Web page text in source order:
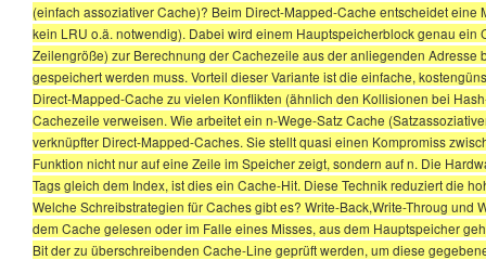
(einfach assoziativer Cache)? Beim Direct-Mapped-Cache entscheidet
kein LRU o.ä. notwendig). Dabei wird einem Hauptspeicherblock genau
Zeilengröße) zur Berechnung der Cachezeile aus der anliegenden
gespeichert werden muss. Vorteil dieser Variante ist die einfache,
Direct-Mapped-Cache zu vielen Konflikten (ähnlich den Kollisionen bei
Cachezeile verweisen. Wie arbeitet ein n-Wege-Satz Cache
verknüpfter Direct-Mapped-Caches. Sie stellt quasi einen Kompromiss
Funktion nicht nur auf eine Zeile im Speicher zeigt, sondern auf n. Die
Tags gleich dem Index, ist dies ein Cache-Hit. Diese Technik reduziert die
Welche Schreibstrategien für Caches gibt es? Write-Back,Write-Throug
dem Cache gelesen oder im Falle eines Misses, aus dem Hauptspeicher
Bit der zu überschreibenden Cache-Line geprüft werden, um diese